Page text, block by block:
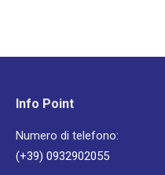
Info Point
Numero di telefono:
(+39) 0932902055